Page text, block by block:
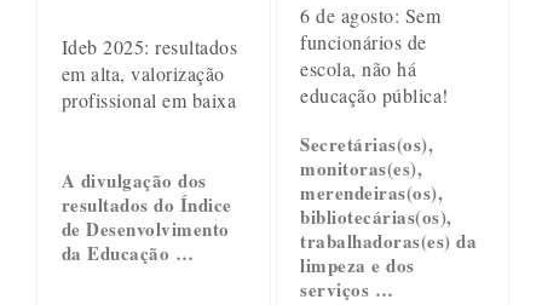
Ideb 2025: resultados
em alta, valorização
profissional em baixa
A divulgação dos
resultados do Índice
de Desenvolvimento
da Educação …
6 de agosto: Sem
funcionários de
escola, não há
educação pública!
Secretárias(os),
monitoras(es),
merendeiras(os),
bibliotecárias(os),
trabalhadoras(es) da
limpeza e dos
serviços …